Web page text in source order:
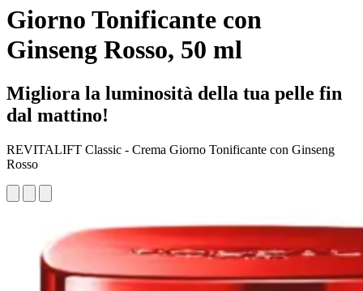
Giorno Tonificante con
Ginseng Rosso, 50 ml
Migliora la luminosità della tua pelle fin
dal mattino!
REVITALIFT Classic - Crema Giorno Tonificante con Ginseng
Rosso